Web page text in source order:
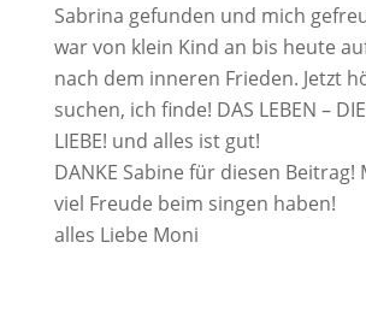
Sabrina gefunden und mich
war von klein Kind an bis heute
nach dem inneren Frieden. Jetzt
suchen, ich finde! DAS LEBEN – DIE
LIEBE! und alles ist gut!
DANKE Sabine für diesen Beitrag!
viel Freude beim singen haben!
alles Liebe Moni